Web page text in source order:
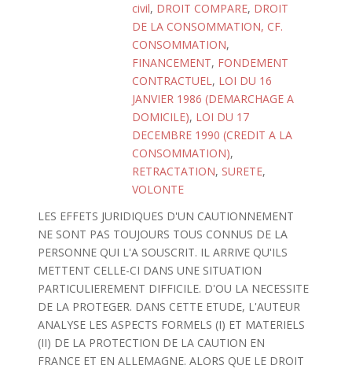
civil, DROIT COMPARE, DROIT
DE LA CONSOMMATION, CF.
CONSOMMATION,
FINANCEMENT, FONDEMENT
CONTRACTUEL, LOI DU 16
JANVIER 1986 (DEMARCHAGE A
DOMICILE), LOI DU 17
DECEMBRE 1990 (CREDIT A LA
CONSOMMATION),
RETRACTATION, SURETE,
VOLONTE
LES EFFETS JURIDIQUES D'UN CAUTIONNEMENT
NE SONT PAS TOUJOURS TOUS CONNUS DE LA
PERSONNE QUI L'A SOUSCRIT. IL ARRIVE QU'ILS
METTENT CELLE-CI DANS UNE SITUATION
PARTICULIEREMENT DIFFICILE. D'OU LA NECESSITE
DE LA PROTEGER. DANS CETTE ETUDE, L'AUTEUR
ANALYSE LES ASPECTS FORMELS (I) ET MATERIELS
(II) DE LA PROTECTION DE LA CAUTION EN
FRANCE ET EN ALLEMAGNE. ALORS QUE LE DROIT